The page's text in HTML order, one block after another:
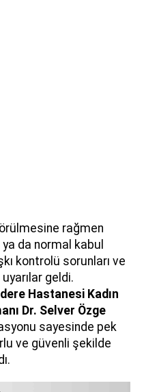
rağmen
da normal kabul
kontrolü sorunları ve
geldi.
Hastanesi Kadın
Dr. Selver Özge
sayesinde pek
ve güvenli şekilde